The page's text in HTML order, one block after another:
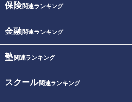
保険関連ランキング
金融関連ランキング
塾関連ランキング
スクール関連ランキング